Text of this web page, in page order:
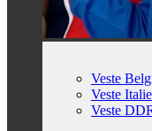
Veste
Veste Italie
Veste